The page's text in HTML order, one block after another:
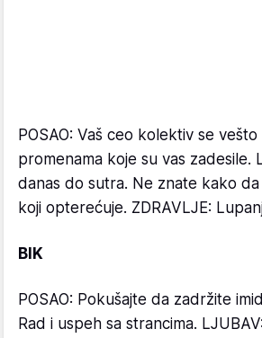
POSAO: Vaš ceo kolektiv se
promenama koje su vas zadesile.
danas do sutra. Ne znate kako
koji opterećuje. ZDRAVLJE:
BIK
POSAO: Pokušajte da zadržite
Rad i uspeh sa strancima.